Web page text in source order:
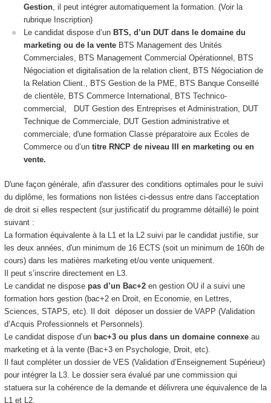
Gestion, il peut intégrer automatiquement la formation. (Voir la
rubrique Inscription)
Le candidat dispose d’un BTS, d’un DUT dans le domaine du
marketing ou de la vente BTS Management des Unités
Commerciales, BTS Management Commercial Opérationnel, BTS
Négociation et digitalisation de la relation client, BTS Négociation de
la Relation Client., BTS Gestion de la PME, BTS Banque Conseillé
de clientèle, BTS Commerce International, BTS Technico-
commercial, DUT Gestion des Entreprises et Administration, DUT
Technique de Commerciale, DUT Gestion administrative et
commerciale, d'une formation Classe préparatoire aux Ecoles de
Commerce ou d’un titre RNCP de niveau III en marketing ou en
vente.
D'une façon générale, afin d'assurer des conditions optimales pour le suivi
du diplôme, les formations non listées ci-dessus entre dans l'acceptation
de droit si elles respectent (sur justificatif du programme détaillé) le point
suivant :
La formation équivalente à la L1 et la L2 suivi par le candidat justifie, sur
les deux années, d'un minimum de 16 ECTS (soit un minimum de 160h de
cours) dans les matières marketing et/ou vente uniquement.
Il peut s’inscrire directement en L3.
Le candidat ne dispose pas d’un Bac+2en gestion OU il a suivi une
formation hors gestion (bac+2 en Droit, en Economie, en Lettres,
Sciences, STAPS, etc). Il doit déposer un dossier de VAPP (Validation
d’Acquis Professionnels et Personnels).
Le candidat dispose d’un bac+3 ou plus dans un domaine connexeau
marketing et à la vente (Bac+3 en Psychologie, Droit, etc).
Il faut compléter un dossier de VES (Validation d’Enseignement Supérieur)
pour intégrer la L3. Le dossier sera évalué par une commission qui
statuera sur la cohérence de la demande et délivrera une équivalence de la
L1 et L2.